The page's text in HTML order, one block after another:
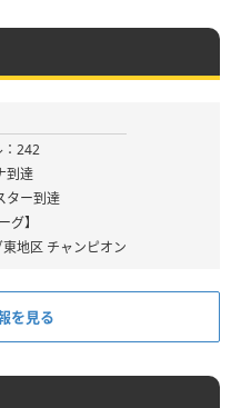
：242
到達
ター到達
グ】
地区 チャンピオン
を見る